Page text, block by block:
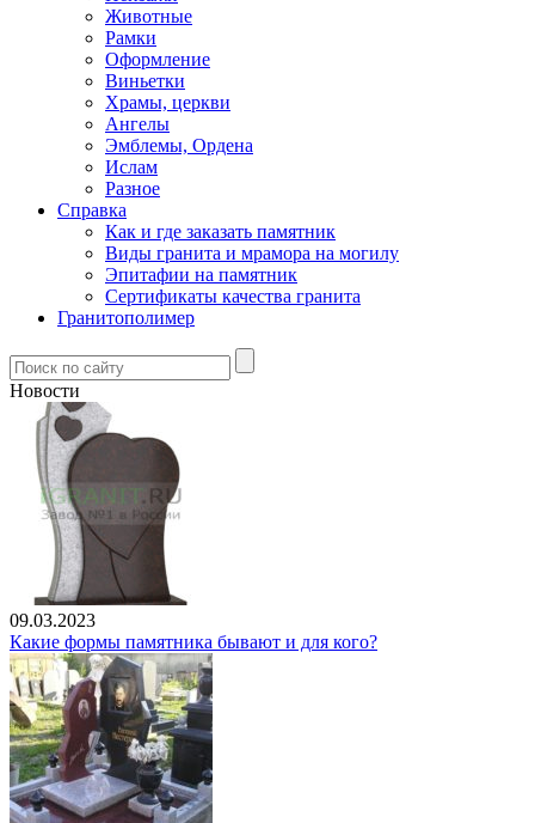
Животные
Рамки
Оформление
Виньетки
Храмы, церкви
Ангелы
Эмблемы, Ордена
Ислам
Разное
Справка
Как и где заказать памятник
Виды гранита и мрамора на могилу
Эпитафии на памятник
Сертификаты качества гранита
Гранитополимер
Новости
09.03.2023
Какие формы памятника бывают и для кого?